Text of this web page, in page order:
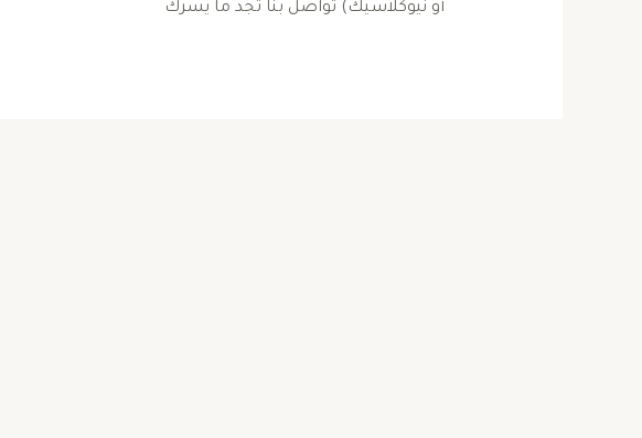
أو نيوكلاسيك) تواصل بنا تجد ما يسرك